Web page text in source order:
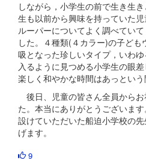
しながら，小学生の前で生き生
生も以前から興味を持っていた
ルーパーについてよく調べてい
した。４種類(４カラー)の子ど
吸となった珍しいタイプ，いわ
入るように見つめる小学生の眼
楽しく和やかな時間はあっという
後日、児童の皆さん全員から
た。本当にありがとうございま
設けていただいた船迫小学校の
げます。
9